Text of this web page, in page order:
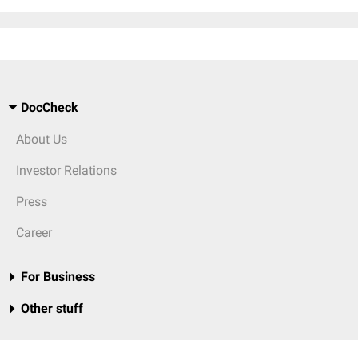
DocCheck
About Us
Investor Relations
Press
Career
For Business
Other stuff